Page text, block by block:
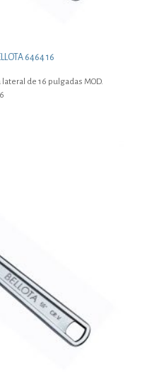
6464 16
de 16 pulgadas MOD.